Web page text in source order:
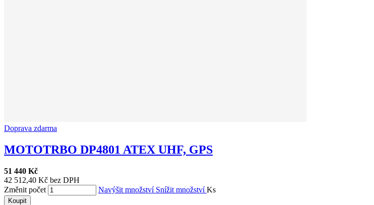
Doprava zdarma
MOTOTRBO DP4801 ATEX UHF, GPS
51 440 Kč
42 512,40 Kč bez DPH
Změnit počet
Navýšit množství Snížit množstvíKs
Koupit